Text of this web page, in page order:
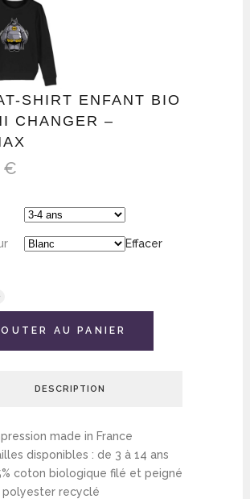
SHIRT ENFANT BIO
CHANGER –
€
Effacer
AU PANIER
DESCRIPTION
made in France
disponibles : de 3 à 14 ans
coton biologique filé et peigné
polyester recyclé